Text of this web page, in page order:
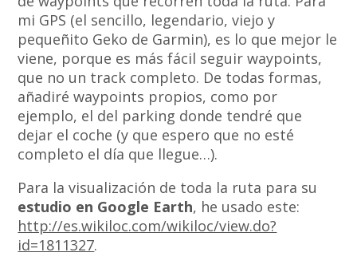
mi GPS (el sencillo, legendario, viejo y
pequeñito Geko de Garmin), es lo que mejor le
viene, porque es más fácil seguir waypoints,
que no un track completo. De todas formas,
añadiré waypoints propios, como por
ejemplo, el del parking donde tendré que
dejar el coche (y que espero que no esté
completo el día que llegue…).
Para la visualización de toda la ruta para su
estudio en Google Earth, he usado este:
http://es.wikiloc.com/wikiloc/view.do?
id=1811327.